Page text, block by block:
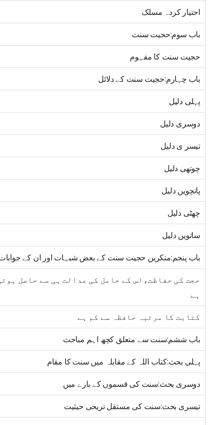
احتیار کردہ مسلک
باب سوم:حجیت سنت
حجیت سنت کا مفہوم
باب چہارم:حجیت سنت کے دلائل
پہلی دلیل
دوسری دلیل
تیسر ی دلیل
چوتھی دلیل
پانچویں دلیل
چھٹی دلیل
ساتویں دلیل
باب پنجم:منکرین حجیت سنت کے بعض شبہات اور ان کے
حجت کی حفاظت،اس کے حامل کی عدالت ہی سے حاصل
ہے
کتابت کا مرتبہ حافظہ سے کم ہے
باب ششم:سنت سے متعلق کچھ اہم مباحث
پہلی بحث:کتاب اللہ کے مقابلہ میں سنت کا مقام
دوسری بحث:سنت کی قسموں کے بارے میں
تیسری بحث:سنت کی مستقل تریحی حیثیت